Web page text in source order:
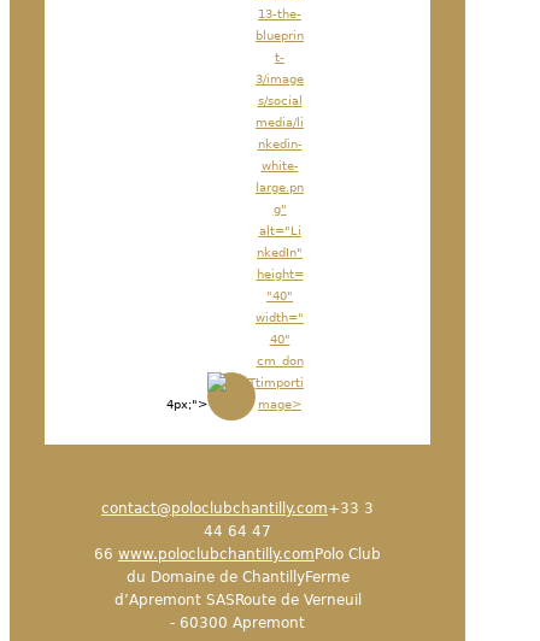
4px;">
13-the-
blueprin
t-
3/image
s/social
media/li
nkedin-
white-
large.pn
g"
alt="Li
nkedIn"
height=
"40"
width="
40"
cm_don
timporti
mage>
contact@poloclubchantilly.com+33 3
44 64 47
66 www.poloclubchantilly.comPolo Club
du Domaine de ChantillyFerme
d’Apremont SASRoute de Verneuil
- 60300 Apremont